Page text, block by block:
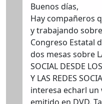
Buenos días,
Hay compañeros
y trabajando
Congreso Estatal
dos mesas sobre
SOCIAL DESDE LOS
Y LAS REDES
interesa echarl